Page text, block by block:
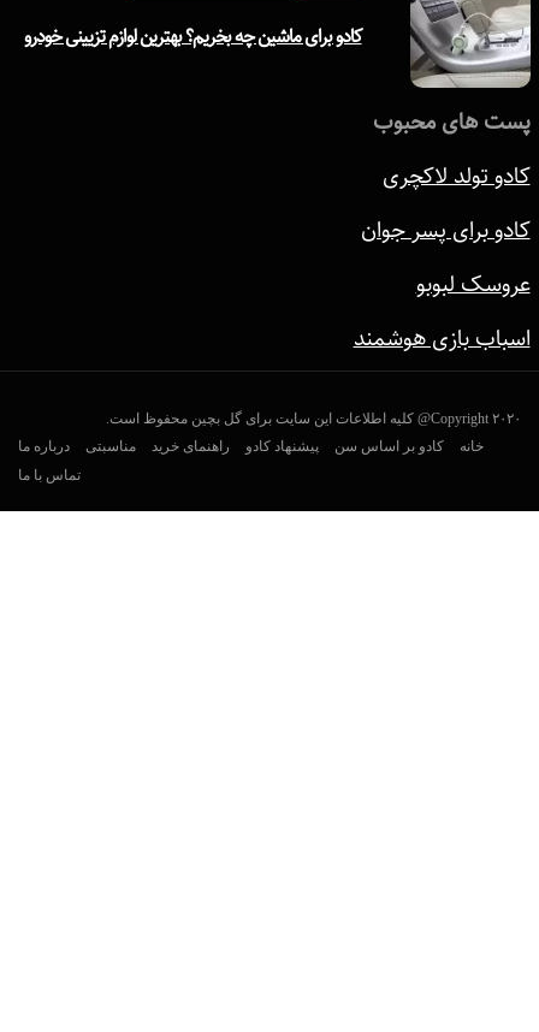
کادو برای ماشین چه بخریم؟ بهترین لوازم تزیینی خودرو
پست های محبوب
کادو تولد لاکچری
کادو برای پسر جوان
عروسک لبوبو
اسباب بازی هوشمند
Copyright ۲۰۲۰@ کلیه اطلاعات این سایت برای گل بچین محفوظ است.
خانه
کادو بر اساس سن پیشنهاد کادو راهنمای خرید مناسبتی
درباره ما
تماس با ما